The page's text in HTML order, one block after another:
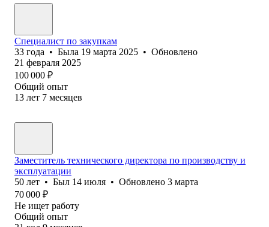
Специалист по закупкам
33 года • Была 19 марта 2025 • Обновлено
21 февраля 2025
100 000 ₽
Общий опыт
13 лет 7 месяцев
Заместитель технического директора по производству и
эксплуатации
50 лет • Был 14 июля • Обновлено 3 марта
70 000 ₽
Не ищет работу
Общий опыт